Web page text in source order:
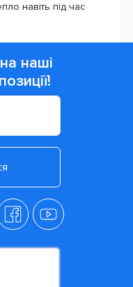
навіть під час
наші